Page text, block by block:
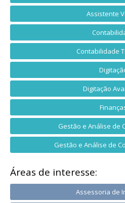
Assistente
Contabilidade
Digitação
Gestão e Análise de
Gestão e Análise de
Áreas de interesse:
Assessoria de